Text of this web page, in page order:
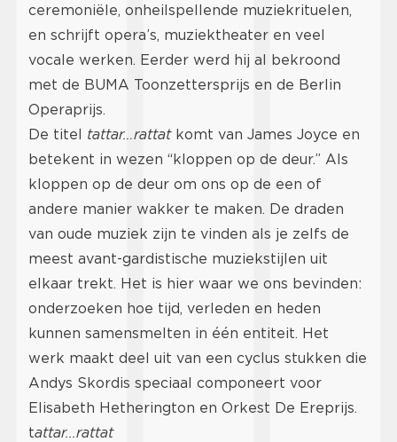
ceremoniële, onheilspellende muziekrituelen,
en schrijft opera’s, muziektheater en veel
vocale werken. Eerder werd hij al bekroond
met de BUMA Toonzettersprijs en de Berlin
Operaprijs.
De titel tattar…rattatkomt van James Joyce en
betekent in wezen “kloppen op de deur.” Als
kloppen op de deur om ons op de een of
andere manier wakker te maken. De draden
van oude muziek zijn te vinden als je zelfs de
meest avant-gardistische muziekstijlen uit
elkaar trekt. Het is hier waar we ons bevinden:
onderzoeken hoe tijd, verleden en heden
kunnen samensmelten in één entiteit. Het
werk maakt deel uit van een cyclus stukken die
Andys Skordis speciaal componeert voor
Elisabeth Hetherington en Orkest De Ereprijs.
tattar...rattat